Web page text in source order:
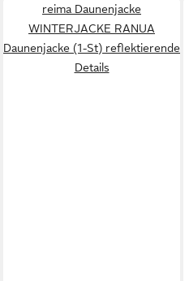
reima Daunenjacke
WINTERJACKE RANUA
Daunenjacke (1-St) reflektierende
Details